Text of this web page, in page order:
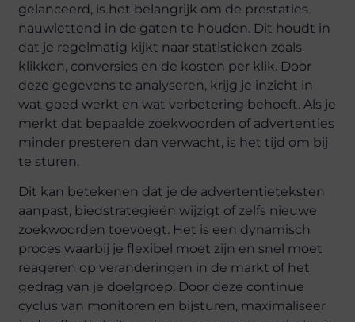
gelanceerd, is het belangrijk om de prestaties
nauwlettend in de gaten te houden. Dit houdt in
dat je regelmatig kijkt naar statistieken zoals
klikken, conversies en de kosten per klik. Door
deze gegevens te analyseren, krijg je inzicht in
wat goed werkt en wat verbetering behoeft. Als je
merkt dat bepaalde zoekwoorden of advertenties
minder presteren dan verwacht, is het tijd om bij
te sturen.
Dit kan betekenen dat je de advertentieteksten
aanpast, biedstrategieën wijzigt of zelfs nieuwe
zoekwoorden toevoegt. Het is een dynamisch
proces waarbij je flexibel moet zijn en snel moet
reageren op veranderingen in de markt of het
gedrag van je doelgroep. Door deze continue
cyclus van monitoren en bijsturen, maximaliseer